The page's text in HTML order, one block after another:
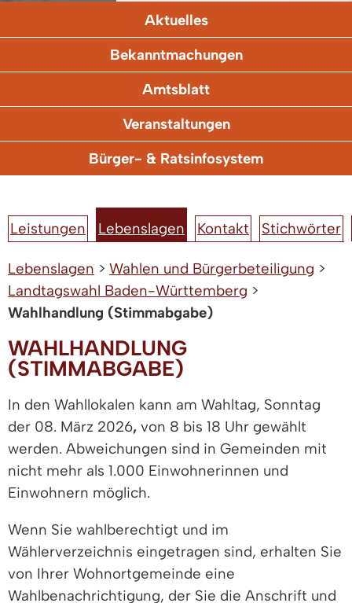
Aktuelles
Bekanntmachungen
Amtsblatt
Veranstaltungen
Bürger- & Ratsinfosystem
Leistungen Lebenslagen Kontakt Stichwörter
Lebenslagen > Wahlen und Bürgerbeteiligung >
Landtagswahl Baden-Württemberg >
Wahlhandlung (Stimmabgabe)
WAHLHANDLUNG
(STIMMABGABE)
In den Wahllokalen kann am Wahltag, Sonntag
der 08. März 2026, von 8 bis 18 Uhr gewählt
werden. Abweichungen sind in Gemeinden mit
nicht mehr als 1.000 Einwohnerinnen und
Einwohnern möglich.
Wenn Sie wahlberechtigt und im
Wählerverzeichnis eingetragen sind, erhalten Sie
von Ihrer Wohnortgemeinde eine
Wahlbenachrichtigung, der Sie die Anschrift und